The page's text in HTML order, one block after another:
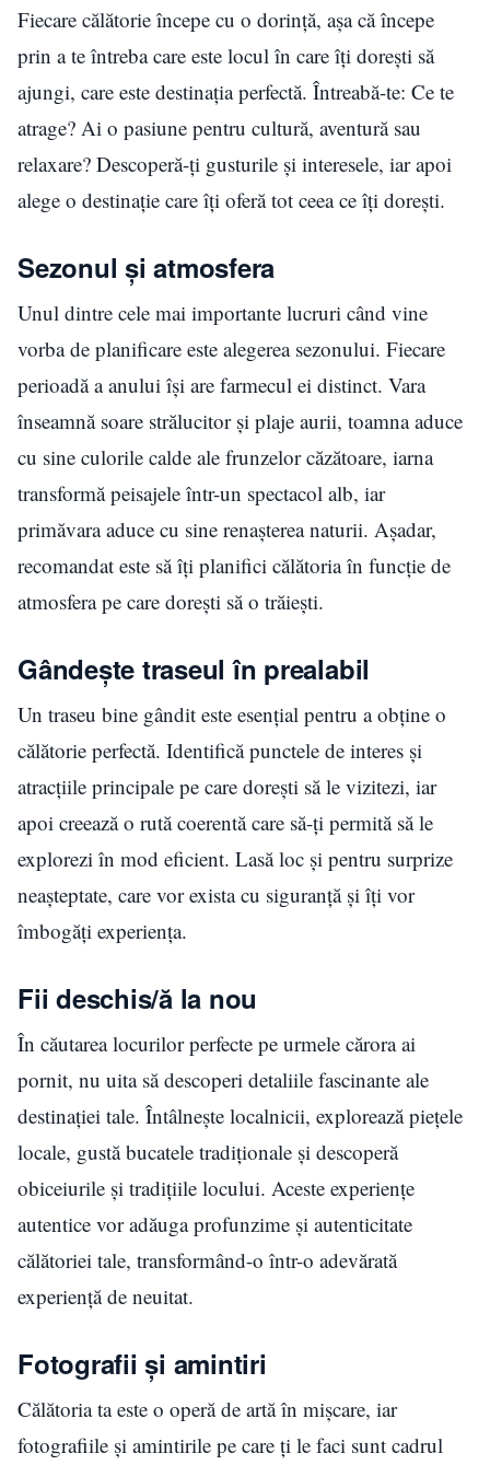
Fiecare călătorie începe cu o dorință, așa că începe
prin a te întreba care este locul în care îți dorești să
ajungi, care este destinația perfectă. Întreabă-te: Ce te
atrage? Ai o pasiune pentru cultură, aventură sau
relaxare? Descoperă-ți gusturile și interesele, iar apoi
alege o destinație care îți oferă tot ceea ce îți dorești.
Sezonul și atmosfera
Unul dintre cele mai importante lucruri când vine
vorba de planificare este alegerea sezonului. Fiecare
perioadă a anului își are farmecul ei distinct. Vara
înseamnă soare strălucitor și plaje aurii, toamna aduce
cu sine culorile calde ale frunzelor căzătoare, iarna
transformă peisajele într-un spectacol alb, iar
primăvara aduce cu sine renașterea naturii. Așadar,
recomandat este să îți planifici călătoria în funcție de
atmosfera pe care dorești să o trăiești.
Gândește traseul în prealabil
Un traseu bine gândit este esențial pentru a obține o
călătorie perfectă. Identifică punctele de interes și
atracțiile principale pe care dorești să le vizitezi, iar
apoi creează o rută coerentă care să-ți permită să le
explorezi în mod eficient. Lasă loc și pentru surprize
neașteptate, care vor exista cu siguranță și îți vor
îmbogăți experiența.
Fii deschis/ă la nou
În căutarea locurilor perfecte pe urmele cărora ai
pornit, nu uita să descoperi detaliile fascinante ale
destinației tale. Întâlnește localnicii, explorează piețele
locale, gustă bucatele tradiționale și descoperă
obiceiurile și tradițiile locului. Aceste experiențe
autentice vor adăuga profunzime și autenticitate
călătoriei tale, transformând-o într-o adevărată
experiență de neuitat.
Fotografii și amintiri
Călătoria ta este o operă de artă în mișcare, iar
fotografiile și amintirile pe care ți le faci sunt cadrul